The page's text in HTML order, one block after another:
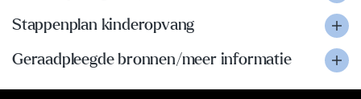
Stappenplan kinderopvang
Geraadpleegde bronnen/meer informatie